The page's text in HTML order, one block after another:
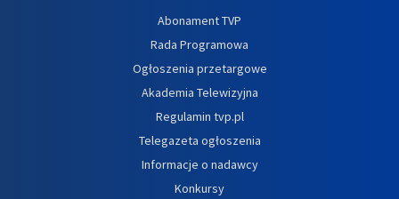
Abonament TVP
Rada Programowa
Ogłoszenia przetargowe
Akademia Telewizyjna
Regulamin tvp.pl
Telegazeta ogłoszenia
Informacje o nadawcy
Konkursy